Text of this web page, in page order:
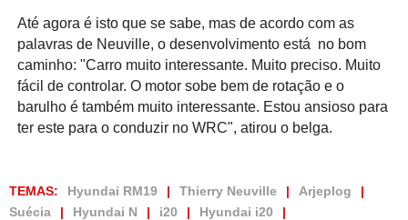
Até agora é isto que se sabe, mas de acordo com as
palavras de Neuville, o desenvolvimento está no bom
caminho: "Carro muito interessante. Muito preciso. Muito
fácil de controlar. O motor sobe bem de rotação e o
barulho é também muito interessante. Estou ansioso para
ter este para o conduzir no WRC", atirou o belga.
TEMAS: Hyundai RM19 Thierry Neuville
Arjeplog
Suécia
Hyundai N i20
Hyundai i20